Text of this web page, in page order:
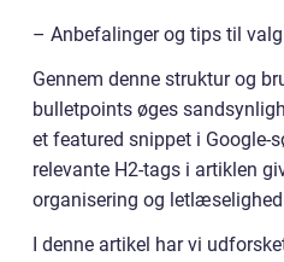
– Anbefalinger og tips til
Gennem denne struktur og
bulletpoints øges
et featured snippet i Google-
relevante H2-tags i artiklen
organisering og
I denne artikel har vi